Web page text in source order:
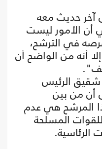
آخر حديث معه
أن الأمور ليست
في الترشح،
أنه من الواضح أن
شقيق الرئيس
أن من بين
المرشح هي عدم
المسلحة
الرئاسية.